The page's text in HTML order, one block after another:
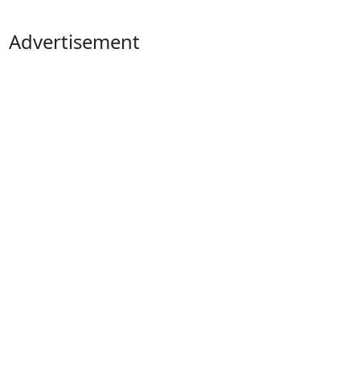
Advertisement